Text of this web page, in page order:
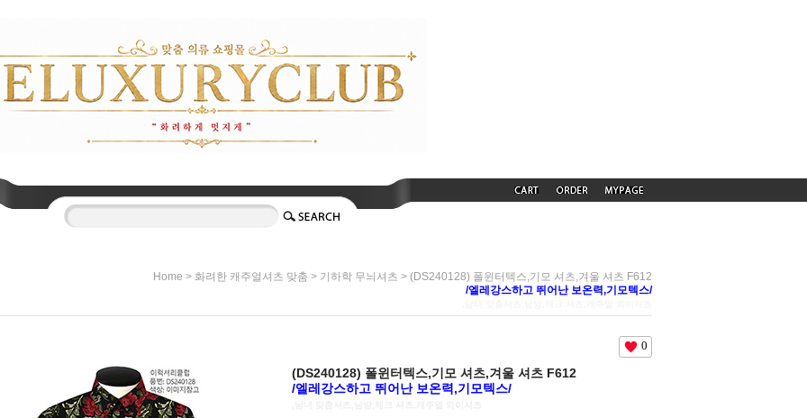
Home > 화려한 캐주얼셔츠 맞춤 > 기하학 무늬셔츠 > (DS240128) 폴윈터텍스,기모 셔츠,겨울 셔츠 F612
/엘레강스하고 뛰어난 보온력,기모텍스/
0
(DS240128) 폴윈터텍스,기모 셔츠,겨울 셔츠 F612
/엘레강스하고 뛰어난 보온력,기모텍스/